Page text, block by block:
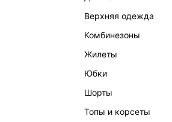
верхняя одежда
комбинезоны
жилеты
юбки
шорты
топы и корсеты